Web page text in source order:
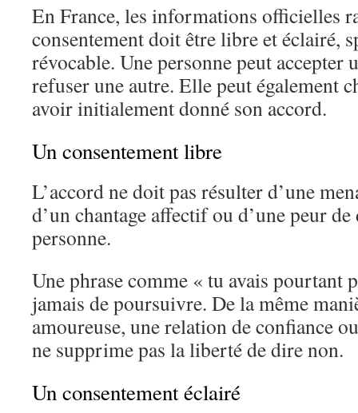
En France, les informations officielles
consentement doit être libre et éclairé,
révocable. Une personne peut accepter
refuser une autre. Elle peut également
avoir initialement donné son accord.
Un consentement libre
L’accord ne doit pas résulter d’une
d’un chantage affectif ou d’une peur
personne.
Une phrase comme « tu avais pourtant
jamais de poursuivre. De la même
amoureuse, une relation de confiance
ne supprime pas la liberté de dire non.
Un consentement éclairé